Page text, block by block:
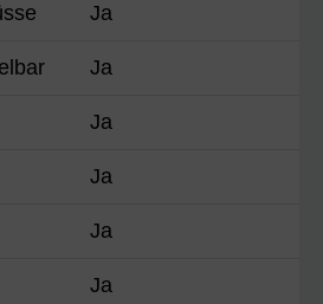
Ja
Ja
Ja
Ja
Ja
Ja